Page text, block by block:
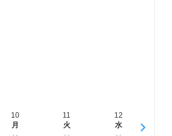
10
月
11
火
12
水